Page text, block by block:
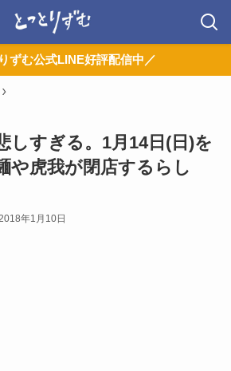
ずむ公式LINE好評配信中／
しすぎる。1月14日(日)を
や虎我が閉店するらし
年1月10日